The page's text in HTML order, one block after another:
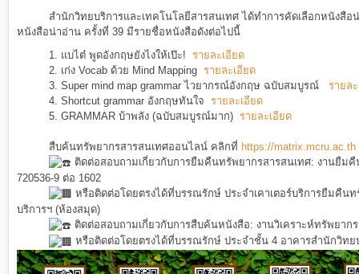
สำนักวิทยบริการและเทคโนโลยีสารสนเทศ ได้ทำการคัดเลือกหนังสือ
หนังสือน่าอ่าน ครั้งที่ 39 มีรายชื่อหนังสือดังต่อไปนี้
1. แบไต๋ พูดอังกฤษยังไงให้เป๊ะ! รายละเอียด
2. เก่ง Vocab ด้วย Mind Mapping รายละเอียด
3. Super mind map grammar ไวยากรณ์อังกฤษ ฉบับสมบูรณ์ รายล
4. Shortcut grammar อังกฤษทันใจ รายละเอียด
5. GRAMMAR บ้าพลัง (ฉบับสมบูรณ์มาก) รายละเอียด
สืบค้นทรัพยากรสารสนเทศออนไลน์ คลิกที่ https://matrix.mcru.ac.th
ติดต่อสอบถามเกี่ยวกับการยืมคืนทรัพยากรสารสนเทศ: งานยืม
720536-9 ต่อ 1602
หรือติดต่อโดยตรงได้ที่บรรณรักษ์ ประจำเคาเตอร์บริการยืมคืน
บริการฯ (ห้องสมุด)
ติดต่อสอบถามเกี่ยวกับการสืบค้นหนังสือ: งานวิเคราะห์ทรัพยาก
หรือติดต่อโดยตรงได้ที่บรรณรักษ์ ประจำชั้น 4 อาคารสำนักวิทย